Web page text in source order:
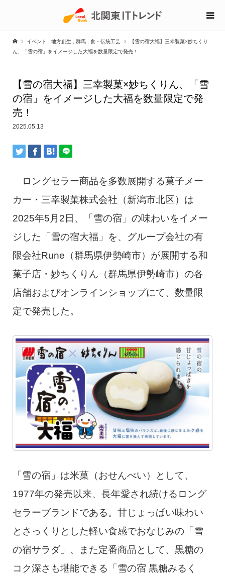
イベント 地方創生 群馬 食・伝統工芸
【雪の宿大福】三幸製菓×妙ちくり
ん、「雪の宿」をイメージした大福を数量限定で発売！
【雪の宿大福】三幸製菓×妙ちくりん、「雪
の宿」をイメージした大福を数量限定で発
売！
2025.05.13
ロングセラー商品を多数展開する菓子メー
カー・三幸製菓株式会社（新潟市北区）は
2025年5月2日、「雪の宿」の味わいをイメー
ジした「雪の宿大福」を、グループ会社の有
限会社Rune（群馬県伊勢崎市）が展開する和
菓子店・妙ちくりん（群馬県伊勢崎市）の各
店舗およびオンラインショップにて、数量限
定で発売した。
「雪の宿」は米菓（おせんべい）として、
1977年の発売以来、長年愛され続けるロング
セラーブランドである。甘じょっぱい味わい
とさっくりとした軽い食感でおなじみの「雪
の宿サラダ」、また定番商品として、黒糖の
コク深さも堪能できる「雪の宿 黒糖みるく